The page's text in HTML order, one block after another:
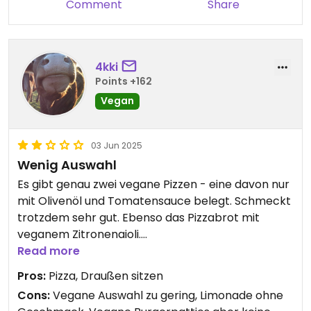
Comment Share
4kki
Points +162
Vegan
03 Jun 2025
Wenig Auswahl
Es gibt genau zwei vegane Pizzen - eine davon nur
mit Olivenöl und Tomatensauce belegt. Schmeckt
trotzdem sehr gut. Ebenso das Pizzabrot mit
veganem Zitronenaioli.
Vegane Nachspeisen und Pasta gibt es nicht.
Zu den Burgern kann man vegane Patties
bestellen, was aber wirklich ist, da die Bühne und
der restliche Belag nicht vegan sind. Ich hatte eine
Read more
Pros: Pizza, Draußen sitzen
Cons:Vegane Auswahl zu gering, Limonade ohne